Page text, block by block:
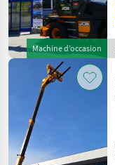
Machine d’occasion